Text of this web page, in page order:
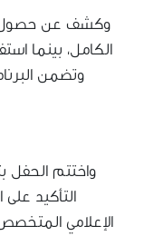
واختتم الحفل
التأكيد
الإعلامي